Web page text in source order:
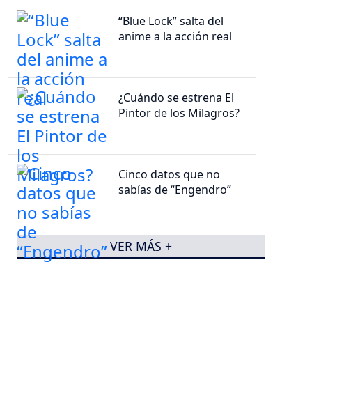
“Blue Lock” salta del
anime a la acción real
¿Cuándo se estrena El
Pintor de los Milagros?
Cinco datos que no
sabías de “Engendro”
VER MÁS +